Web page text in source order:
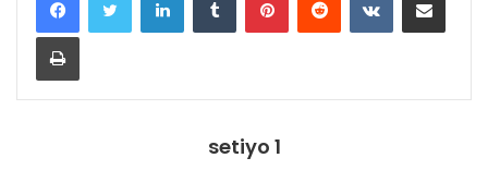
Print
setiyo 1